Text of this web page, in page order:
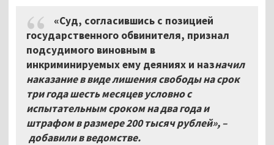
«Суд, согласившись с позицией
государственного обвинителя, признал
подсудимого виновным в
инкриминируемых ему деяниях и назначил
наказание в виде лишения свободы на срок
три года шесть месяцев условно с
испытательным сроком на два года и
штрафом в размере 200 тысяч рублей», –
добавили в ведомстве.